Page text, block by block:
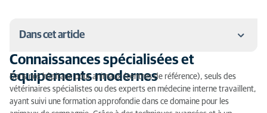
Dans cet article
Connaissances spécialisées et équipements
modernes
Médecine interne dans les centres de référence
Connaissances spécialisées et
équipements modernes
Dans nos hôpitaux pour animaux (centres de référence), seuls des
vétérinaires spécialistes ou des experts en médecine interne travaillent,
ayant suivi une formation approfondie dans ce domaine pour les